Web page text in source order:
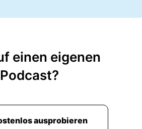
einen eigenen
Podcast?
ausprobieren